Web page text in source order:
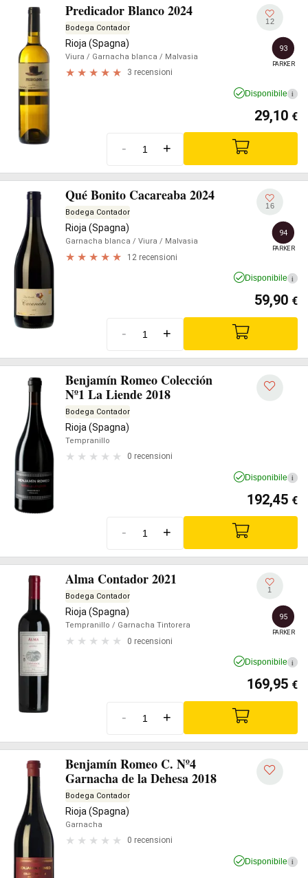
Predicador Blanco 2024
Bodega Contador
Rioja (Spagna)
Viura / Garnacha blanca / Malvasia
3 recensioni
12
93
PARKER
Disponibile i
29,10 €
- +
Qué Bonito Cacareaba 2024
Bodega Contador
Rioja (Spagna)
Garnacha blanca / Viura / Malvasia
12 recensioni
16
94
PARKER
Disponibile i
59,90 €
- +
Benjamín Romeo Colección
Nº1 La Liende 2018
Bodega Contador
Rioja (Spagna)
Tempranillo
0 recensioni
Disponibile i
192,45 €
- +
Alma Contador 2021
Bodega Contador
Rioja (Spagna)
Tempranillo / Garnacha Tintorera
0 recensioni
1
95
PARKER
Disponibile i
169,95 €
- +
Benjamín Romeo C. Nº4
Garnacha de la Dehesa 2018
Bodega Contador
Rioja (Spagna)
Garnacha
0 recensioni
Disponibile i